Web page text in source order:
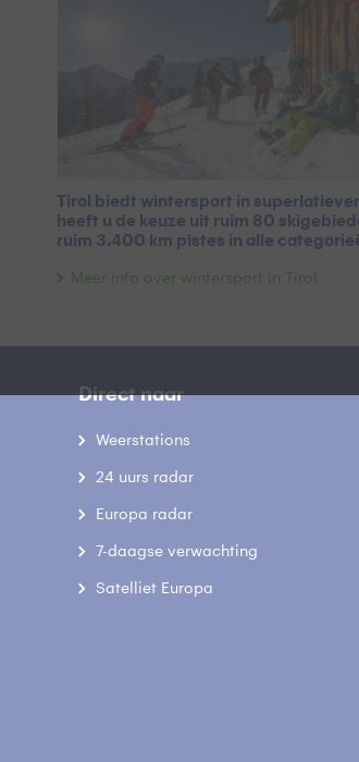
Tirol biedt wintersport in
heeft u de keuze uit ruim 80
ruim 3.400 km pistes in alle
Meer info over wintersport in Tirol
Direct naar
Weerstations
24 uurs radar
Europa radar
7-daagse verwachting
Satelliet Europa